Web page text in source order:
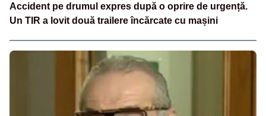
Accident pe drumul expres după o oprire de urgență.
Un TIR a lovit două trailere încărcate cu mașini